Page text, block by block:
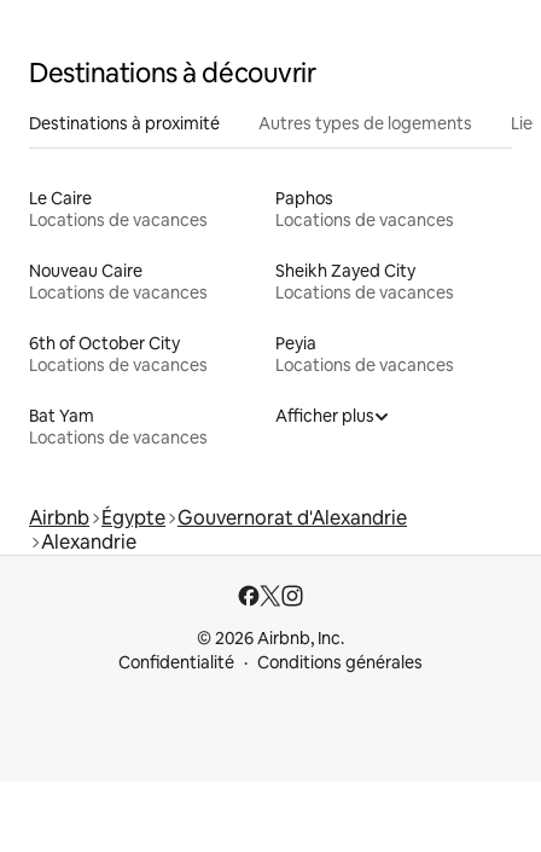
Destinations à découvrir
Destinations à proximité Autres types de logements
Le Caire
Locations de vacances
Paphos
Locations de vacances
Nouveau Caire
Locations de vacances
Sheikh Zayed City
Locations de vacances
6th of October City
Locations de vacances
Peyia
Locations de vacances
Bat Yam
Locations de vacances
Afficher plus
Airbnb Égypte Gouvernorat d'Alexandrie
Alexandrie
© 2026 Airbnb, Inc.
Confidentialité
Conditions générales